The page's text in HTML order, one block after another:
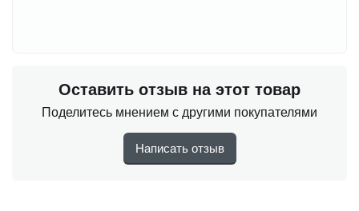
Оставить отзыв на этот товар
Поделитесь мнением с другими покупателями
Написать отзыв